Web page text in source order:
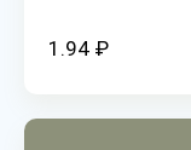
1.94 ₽